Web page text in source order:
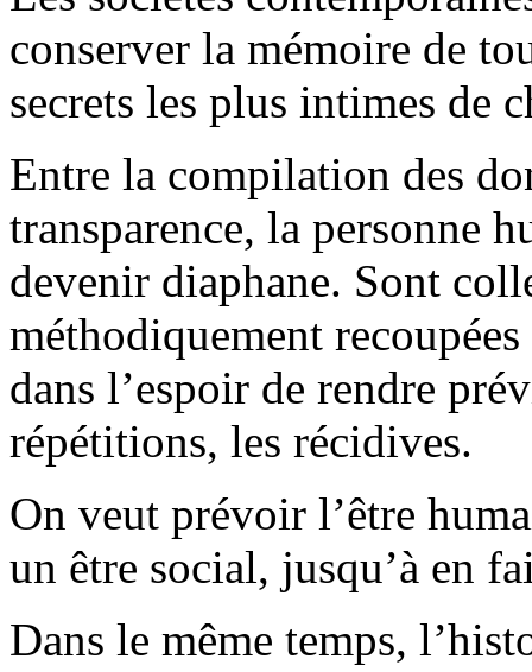
conserver la mémoire de
secrets les plus intimes de
Entre la compilation des
transparence, la personne
devenir diaphane. Sont
méthodiquement
dans l’espoir de rendre
répétitions, les récidives.
On veut prévoir l’être
un être social, jusqu’à en
Dans le même temps,